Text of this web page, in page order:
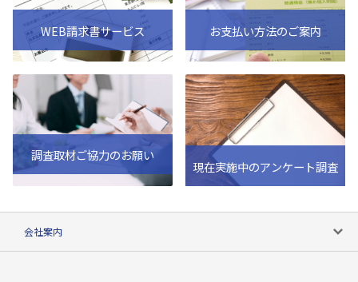
WEB請求書サービス お支払い方法のご案内
調査取材ご協力のお願い
現在実施中のアンケート調査
会社案内